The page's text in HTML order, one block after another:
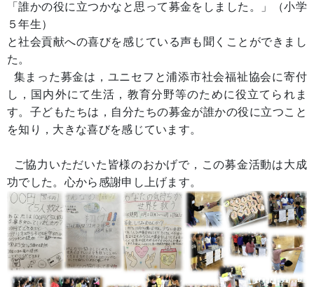
「誰かの役に立つかなと思って募金をしました。」（小学
５年生）
と社会貢献への喜びを感じている声も聞くことができまし
た。
集まった募金は，ユニセフと浦添市社会福祉協会に寄付
し，国内外にて生活，教育分野等のために役立てられま
す。子どもたちは，自分たちの募金が誰かの役に立つこと
を知り，大きな喜びを感じています。
ご協力いただいた皆様のおかげで，この募金活動は大成
功でした。心から感謝申し上げます。